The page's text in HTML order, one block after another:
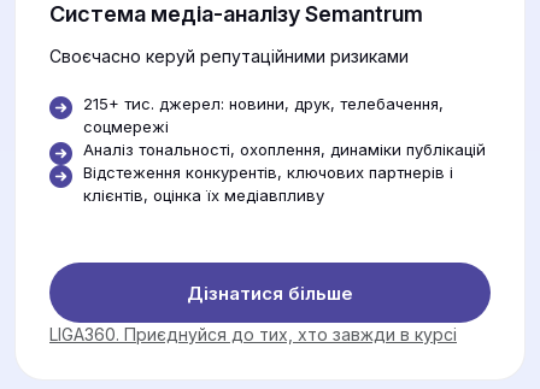
Система медіа-аналізу Semantrum
Своєчасно керуй репутаційними ризиками
215+ тис. джерел: новини, друк, телебачення,
соцмережі
Аналіз тональності, охоплення, динаміки публікацій
Відстеження конкурентів, ключових партнерів і
клієнтів, оцінка їх медіавпливу
Дізнатися більше
LIGA360. Приєднуйся до тих, хто завжди в курсі